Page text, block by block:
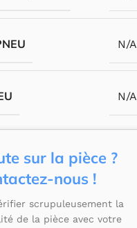
N/A
N/A
sur la pièce ?
nous !
scrupuleusement la
de la pièce avec votre